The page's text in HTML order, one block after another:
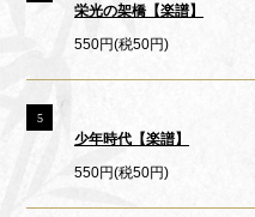
栄光の架橋【楽譜】
550円(税50円)
5
少年時代【楽譜】
550円(税50円)